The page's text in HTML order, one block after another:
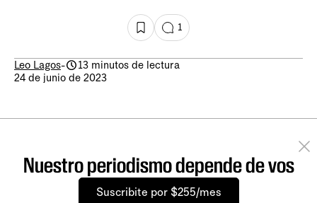
1
Leo Lagos-
13 minutos de lectura
24 de junio de 2023
Nuestro periodismo depende de vos
Suscribite por $255/mes